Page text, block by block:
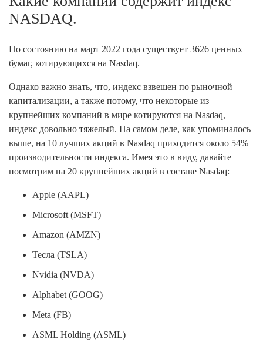
NASDAQ.
По состоянию на март 2022 года существует 3626 ценных
бумаг, котирующихся на Nasdaq.
Однако важно знать, что, индекс взвешен по рыночной
капитализации, а также потому, что некоторые из
крупнейших компаний в мире котируются на Nasdaq,
индекс довольно тяжелый. На самом деле, как упоминалось
выше, на 10 лучших акций в Nasdaq приходится около 54%
производительности индекса. Имея это в виду, давайте
посмотрим на 20 крупнейших акций в составе Nasdaq:
Apple (AAPL)
Microsoft (MSFT)
Amazon (AMZN)
Тесла (TSLA)
Nvidia (NVDA)
Alphabet (GOOG)
Meta (FB)
ASML Holding (ASML)